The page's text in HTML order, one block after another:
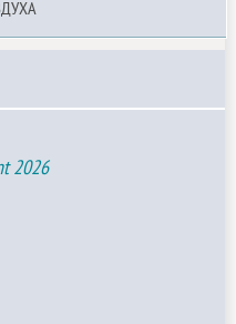
2026